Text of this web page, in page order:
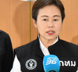
ABOUT THE